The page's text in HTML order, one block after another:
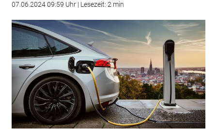
07.06.2024 09:59 Uhr | Lesezeit: 2 min